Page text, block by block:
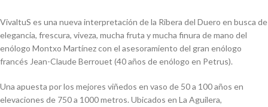
VivaltuS es una nueva interpretación de la Ribera del Duero en busca de
elegancia, frescura, viveza, mucha fruta y mucha finura de mano del
enólogo Montxo Martínez con el asesoramiento del gran enólogo
francés Jean-Claude Berrouet (40 años de enólogo en Petrus).
Una apuesta por los mejores viñedos en vaso de 50 a 100 años en
elevaciones de 750 a 1000 metros. Ubicados en La Aguilera,